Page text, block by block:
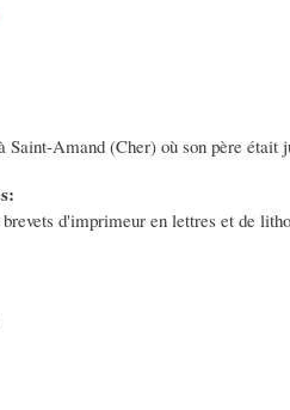
Saint-Amand (Cher) où son père
d'imprimeur en lettres et de